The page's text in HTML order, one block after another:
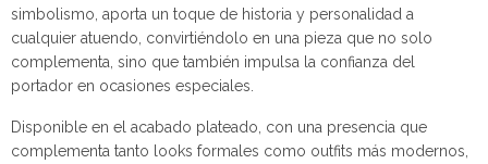
simbolismo, aporta un toque de historia y personalidad a
cualquier atuendo, convirtiéndolo en una pieza que no solo
complementa, sino que también impulsa la confianza del
portador en ocasiones especiales.
Disponible en el acabado plateado, con una presencia que
complementa tanto looks formales como outfits más modernos,